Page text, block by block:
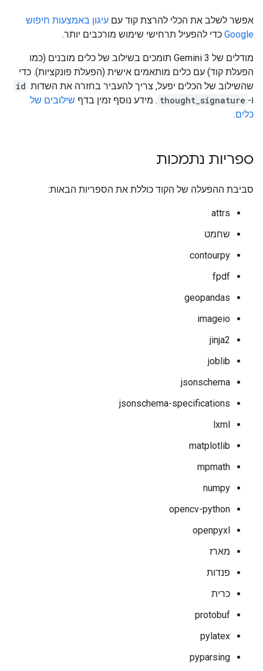
אפשר לשלב את הכלי להרצת קוד עם עיגון באמצעות חיפוש
Google כדי להפעיל תרחישי שימוש מורכבים יותר.
מודלים של Gemini 3 תומכים בשילוב של כלים מובנים (כמו
הפעלת קוד) עם כלים מותאמים אישית (הפעלת פונקציות). כדי
שהשילוב של הכלים יפעל, צריך להעביר בחזרה את השדות id
ו- thought_signature . מידע נוסף זמין בדף שילובים של
כלים.
ספריות נתמכות
סביבת ההפעלה של הקוד כוללת את הספריות הבאות:
attrs
שחמט
contourpy
fpdf
geopandas
imageio
jinja2
joblib
jsonschema
jsonschema-specifications
lxml
matplotlib
mpmath
numpy
opencv-python
openpyxl
מארז
פנדות
כרית
protobuf
pylatex
pyparsing